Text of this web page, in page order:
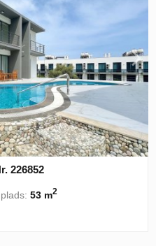
226852
plads:53 m2